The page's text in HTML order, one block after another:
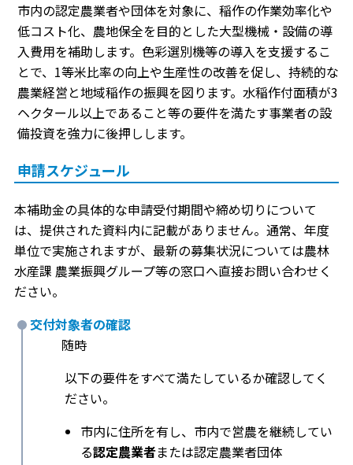
市内の認定農業者や団体を対象に、稲作の作業効率化や
低コスト化、農地保全を目的とした大型機械・設備の導
入費用を補助します。色彩選別機等の導入を支援するこ
とで、1等米比率の向上や生産性の改善を促し、持続的な
農業経営と地域稲作の振興を図ります。水稲作付面積が3
ヘクタール以上であること等の要件を満たす事業者の設
備投資を強力に後押しします。
申請スケジュール
本補助金の具体的な申請受付期間や締め切りについて
は、提供された資料内に記載がありません。通常、年度
単位で実施されますが、最新の募集状況については農林
水産課 農業振興グループ等の窓口へ直接お問い合わせく
ださい。
交付対象者の確認
随時
以下の要件をすべて満たしているか確認してく
ださい。
市内に住所を有し、市内で営農を継続してい
る認定農業者または認定農業者団体